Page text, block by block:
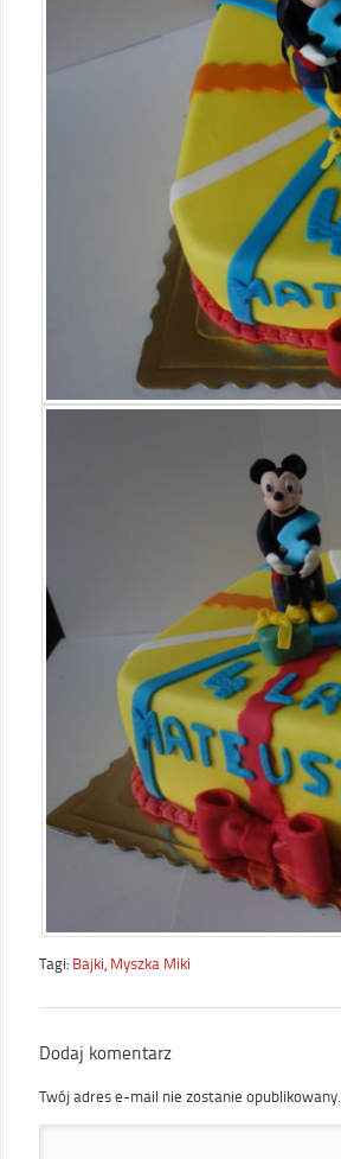
Tagi: Bajki, Myszka Miki
Dodaj komentarz
Twój adres e-mail nie zostanie opublikowany.